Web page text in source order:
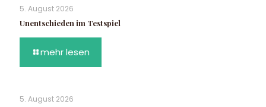
5. August 2026
Unentschieden im Testspiel
mehr lesen
5. August 2026